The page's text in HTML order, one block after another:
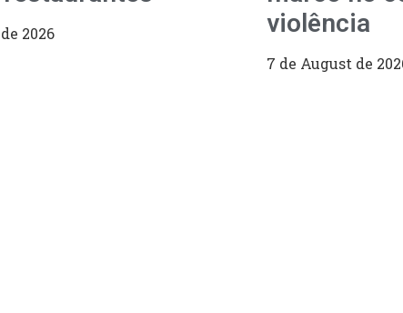
2026
violência
7 de August de